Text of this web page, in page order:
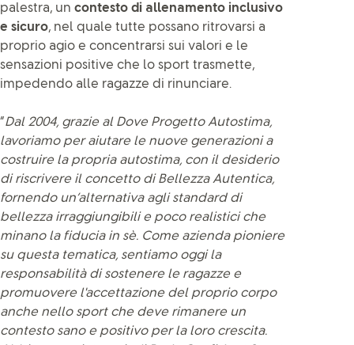
palestra, un contesto di allenamento inclusivo
e sicuro, nel quale tutte possano ritrovarsi a
proprio agio e concentrarsi sui valori e le
sensazioni positive che lo sport trasmette,
impedendo alle ragazze di rinunciare.
“Dal 2004, grazie al Dove Progetto Autostima,
lavoriamo per aiutare le nuove generazioni a
costruire la propria autostima, con il desiderio
di riscrivere il concetto di Bellezza Autentica,
fornendo un’alternativa agli standard di
bellezza irraggiungibili e poco realistici che
minano la fiducia in sè. Come azienda pioniere
su questa tematica, sentiamo oggi la
responsabilità di sostenere le ragazze e
promuovere l'accettazione del proprio corpo
anche nello sport che deve rimanere un
contesto sano e positivo per la loro crescita.